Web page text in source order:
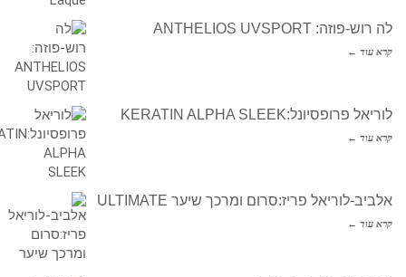
לה רוש-פוזה: ANTHELIOS UVSPORT
קרא עוד ←
לוריאל פרופסיונל:KERATIN ALPHA SLEEK
קרא עוד ←
אלביב-לוריאל פריז:סרום ומרכך שיער ULTIMATE
קרא עוד ←